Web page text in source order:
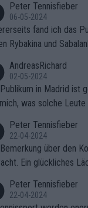
Peter Tennisfieber
06-05-2024
fand ich das
Rybakina und
AndreasRichard
02-05-2024
in Madrid ist
was solche
Peter Tennisfieber
22-04-2024
über den
Ein glückliches
Peter Tennisfieber
22-04-2024